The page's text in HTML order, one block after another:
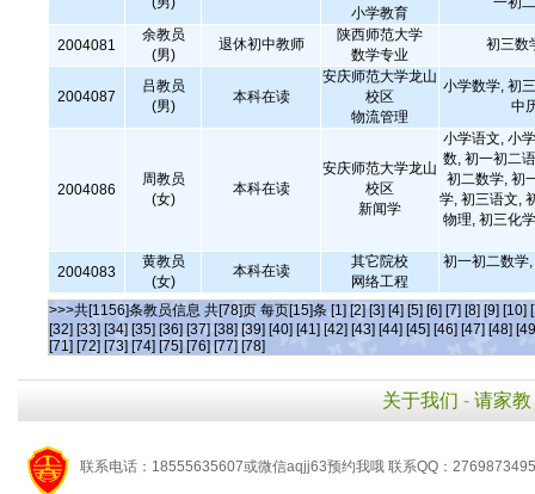
小学教育
2004081
余教员
(男)
退休初中教师
陕西师范大学
数学专业
初三数
2004087
吕教员
(男)
本科在读
安庆师范大学龙山
校区
物流管理
小学数学, 初
中
2004086
周教员
(女)
本科在读
安庆师范大学龙山
校区
新闻学
小学语文, 小
数, 初一初二
初二数学, 初
学, 初三语文,
物理, 初三化
2004083
黄教员
(女)
本科在读
其它院校
网络工程
初一初二数学
>>>共[1156]条教员信息 共[78]页 每页[15]条 [1] [2] [3] [4] [5] [6] [7] [8] [9] [10]
[32] [33] [34] [35] [36] [37] [38] [39] [40] [41] [42] [43] [44] [45] [46] [47] [48]
[71] [72] [73] [74] [75] [76] [77] [78]
关于我们 - 请家教
联系电话：18555635607或微信aqjj63预约我哦 联系QQ：